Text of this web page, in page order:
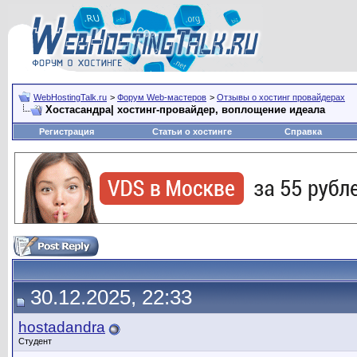
WebHostingTalk.ru > Форум Web-мастеров > Отзывы о хостинг провайдерах
Хостасандра| хостинг-провайдер, воплощение идеала
Регистрация Статьи о хостинге Справка
30.12.2025, 22:33
hostadandra
Студент